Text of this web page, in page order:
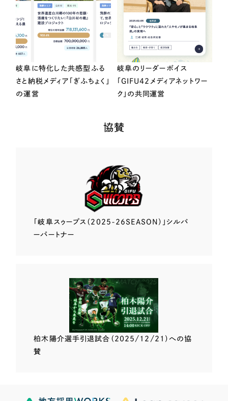
岐阜に特化した共感型ふる
さと納税メディア「ぎふちょく」
の運営
岐阜のリーダーボイス
「GIFU42メディアネットワー
ク」の共同運営
協賛
「岐阜スゥープス （2025-26SEASON）」 シルバ
ーパートナー
柏木陽介選手引退試合（2025/12/21）への協
賛